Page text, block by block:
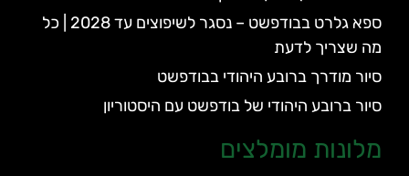
ספא גלרט בבודפשט – נסגר לשיפוצים עד 2028 | כל
מה שצריך לדעת
סיור מודרך ברובע היהודי בבודפשט
סיור ברובע היהודי של בודפשט עם היסטוריון
מלונות מומלצים